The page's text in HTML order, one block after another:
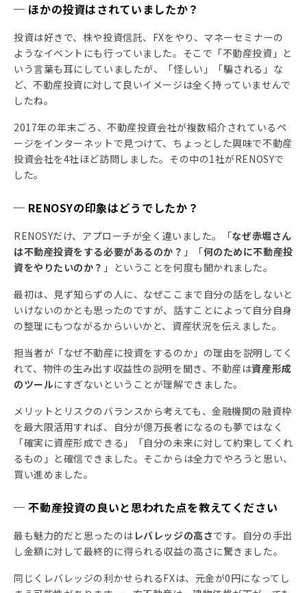
─ ほかの投資はされていましたか？
投資は好きで、株や投資信託、FXをやり、マネーセミナーの
ようなイベントにも行っていました。そこで「不動産投資」と
いう言葉も耳にしていましたが、「怪しい」「騙される」な
ど、不動産投資に対して良いイメージは全く持っていませんで
したね。
2017年の年末ごろ、不動産投資会社が複数紹介されているペ
ージをインターネットで見つけて、ちょっとした興味で不動産
投資会社を4社ほど訪問しました。その中の1社がRENOSYで
した。
─ RENOSYの印象はどうでしたか？
RENOSYだけ、アプローチが全く違いました。「なぜ赤堀さん
は不動産投資をする必要があるのか？ 」「何のために不動産投
資をやりたいのか？ 」ということを何度も聞かれました。
最初は、見ず知らずの人に、なぜここまで自分の話をしないと
いけないのかとも思ったのですが、話すことによって自分自身
の整理にもつながるからいいかと、資産状況を伝えました。
担当者が「なぜ不動産に投資をするのか」の理由を説明してく
れて、物件の生み出す収益性の説明を聞き、不動産は資産形成
のツールにすぎないということが理解できました。
メリットとリスクのバランスから考えても、金融機関の融資枠
を最大限活用すれば、自分が億万長者になるのも夢ではなく
「確実に資産形成できる」「自分の未来に対して約束してくれ
るもの」と確信できました。そこからは全力でやろうと思い、
買い進めました。
─ 不動産投資の良いと思われた点を教えてください
最も魅力的だと思ったのは レバレッジの高さです。自分の手出
し金額に対して最終的に得られる収益の高さに驚きました。
同じくレバレッジの利かせられるFXは、元金が0円になってし